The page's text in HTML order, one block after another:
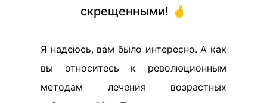
скрещенными! 🤞
Я надеюсь, вам было интересно. А как
вы относитесь к революционным
методам лечения возрастных